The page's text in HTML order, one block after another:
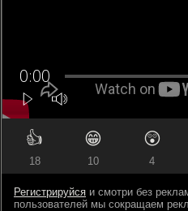
👍
18
😁
10
😲
4
Регистрируйся и смотри без
пользователей мы сокращаем